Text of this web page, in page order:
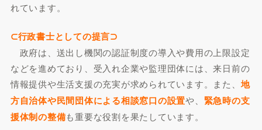
れています。
⊂行政書士としての提言⊃
政府は、送出し機関の認証制度の導入や費用の上限設定
などを進めており、受入れ企業や監理団体には、来日前の
情報提供や生活支援の充実が求められています。また、地
方自治体や民間団体による相談窓口の設置や、 緊急時の支
援体制の整備も重要な役割を果たしています。